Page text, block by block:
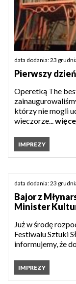
data dodania: 23
Pierwszy
Operetką The
którzy nie mogli
wieczorze...
IMPREZY
data dodania: 23
Bajor z
Minister
Już w środę
Festiwalu Sztuki
informujemy, że
IMPREZY